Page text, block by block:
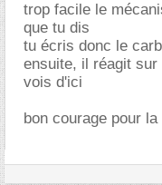
trop facile le
que tu dis
tu écris donc le
ensuite, il réagit
vois d'ici
bon courage pour